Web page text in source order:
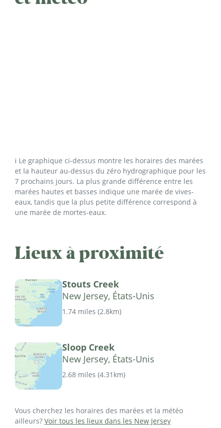
ℹ️ Le graphique ci-dessus montre les horaires des marées
et la hauteur au-dessus du zéro hydrographique pour les
7 prochains jours. La plus grande différence entre les
marées hautes et basses indique une marée de vives-
eaux, tandis que la plus petite différence correspond à
une marée de mortes-eaux.
Lieux à proximité
Stouts Creek
New Jersey, États-Unis
1.74 miles (2.8km)
Sloop Creek
New Jersey, États-Unis
2.68 miles (4.31km)
Vous cherchez les horaires des marées et la météo
ailleurs? Voir tous les lieux dans les New Jersey